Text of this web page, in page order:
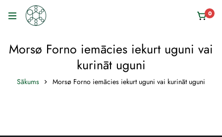
0
Morsø Forno iemācies iekurt uguni vai
kurināt uguni
Sākums Morsø Forno iemācies iekurt uguni vai kurināt uguni